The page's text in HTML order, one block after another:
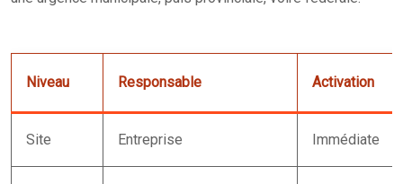
Niveau Responsable Activation
Site Entreprise Immédiate